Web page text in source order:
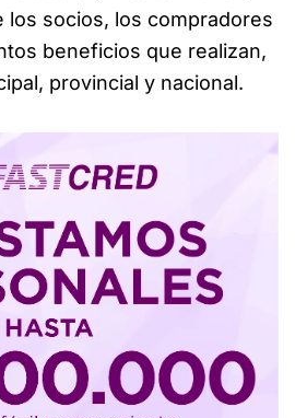
los socios, los compradores
beneficios que realizan,
provincial y nacional.